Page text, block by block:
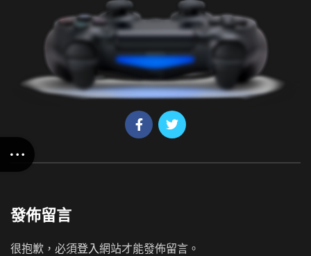
發佈留言
很抱歉，必須登入網站才能發佈留言。